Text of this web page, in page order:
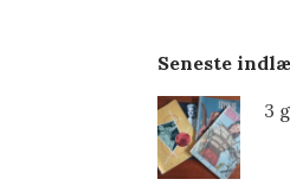
Seneste
3